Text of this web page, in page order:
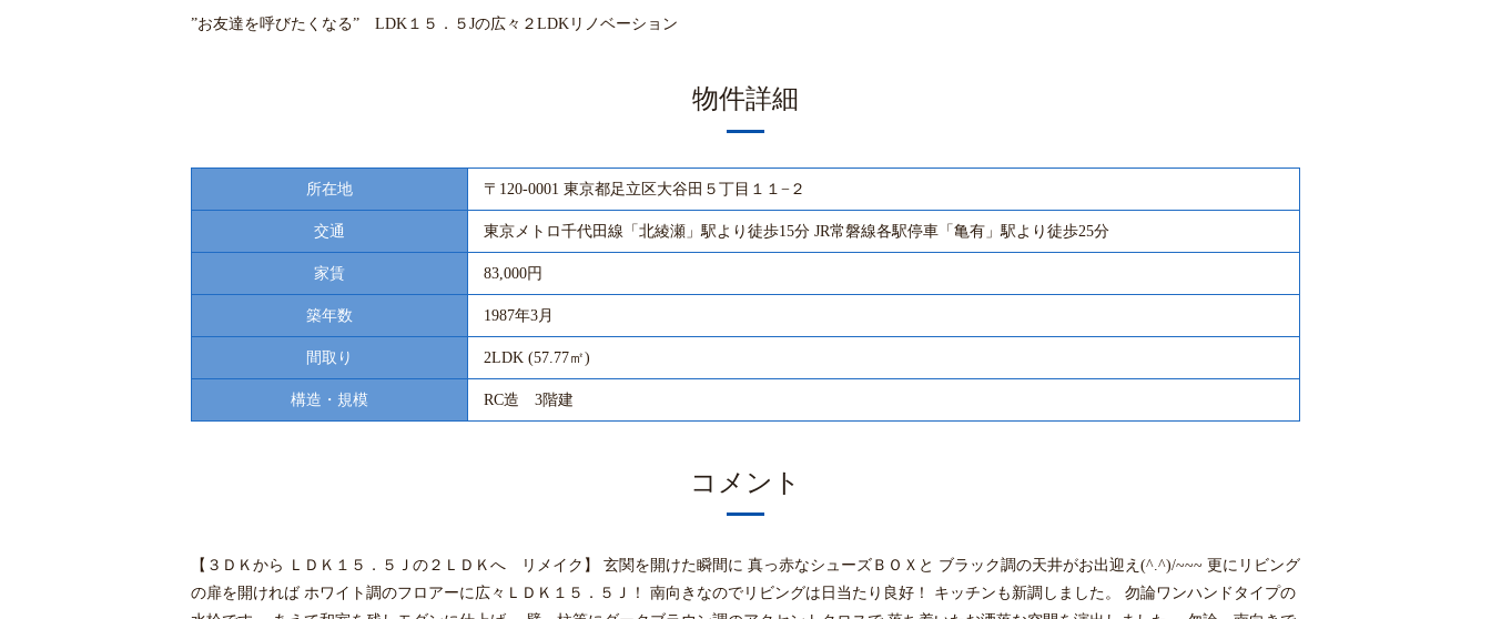
”お友達を呼びたくなる” LDK１５．５Jの広々２LDKリノベーション
物件詳細
所在地 〒120-0001 東京都足立区大谷田５丁目１１−２
交通 東京メトロ千代田線「北綾瀬」駅より徒歩15分 JR常磐線各駅停車「亀有」駅より徒歩25分
家賃 83,000円
築年数 1987年3月
間取り 2LDK (57.77㎡)
構造・規模 RC造 3階建
コメント
【３ＤＫから ＬＤＫ１５．５Ｊの２ＬＤＫへ リメイク】 玄関を開けた瞬間に 真っ赤なシューズＢＯＸと ブラック調の天井がお出迎え(^.^)/~~~ 更にリビング
の扉を開ければ ホワイト調のフロアーに広々ＬＤＫ１５．５Ｊ！ 南向きなのでリビングは日当たり良好！ キッチンも新調しました。 勿論ワンハンドタイプの